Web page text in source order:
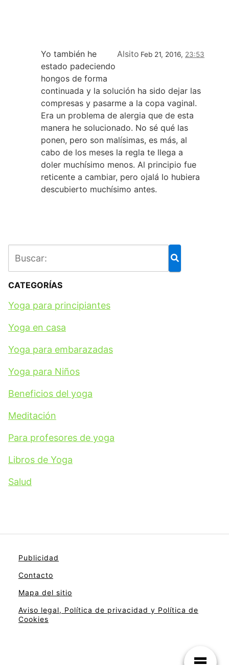
Alsito Feb 21, 2016, 23:53
Yo también he
estado padeciendo
hongos de forma
continuada y la solución ha sido dejar las
compresas y pasarme a la copa vaginal.
Era un problema de alergia que de esta
manera he solucionado. No sé qué las
ponen, pero son malísimas, es más, al
cabo de los meses la regla te llega a
doler muchísimo menos. Al principio fue
reticente a cambiar, pero ojalá lo hubiera
descubierto muchísimo antes.
CATEGORÍAS
Yoga para principiantes
Yoga en casa
Yoga para embarazadas
Yoga para Niños
Beneficios del yoga
Meditación
Para profesores de yoga
Libros de Yoga
Salud
Publicidad
Contacto
Mapa del sitio
Aviso legal, Política de privacidad y Política de
Cookies